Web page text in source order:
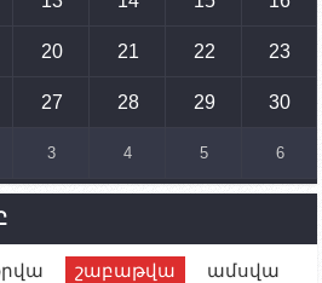
Գորիսում է
դիրքերի անձնակազմի
խորհրդարանականը՝ Ալեն
20 21 22 23
27 28 29 30
3 4 5 6
շաբաթվա ամսվա